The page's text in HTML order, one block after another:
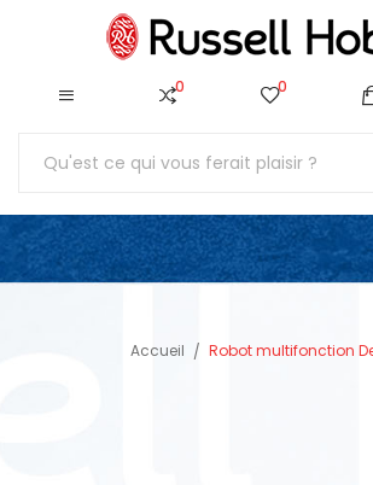
0 0
Accueil Robot multifonction